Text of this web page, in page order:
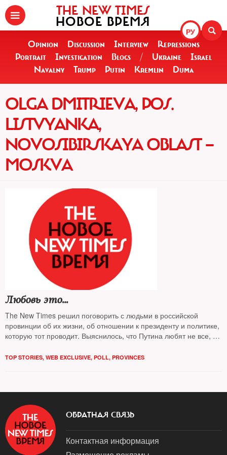
РУ
THE NEW TIMES
НОВОЕ ВРЕМЯ
Opinion Discussion Interview
Repressions
Portrait
Investigation Blogs / Ukraine
Israel
Navalny
Trump Putin Kremlin Duma
OLGA DMITRIEVA, POS.
LISTVYANKA,
NOVOSIBIRSKAYA OBLAST —
MOSKVA
Любовь это…
The New Times решил поговорить с людьми в российской
провинции об их жизни, об отношении к президенту и политике,
которую тот проводит. Выяснилось, что Путина любят не все, а
TOP STORIES, WEB EXCLUSIVE, POLL, PROVINCES
ОБРАТНАЯ СВЯЗЬ
Контактная информация